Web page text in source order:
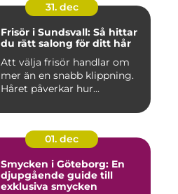
31. dec
Frisör i Sundsvall: Så hittar
du rätt salong för ditt hår
Att välja frisör handlar om
mer än en snabb klippning.
Håret påverkar hur...
01. dec
Smycken i Göteborg: En
djupgående guide till
exklusiva smycken